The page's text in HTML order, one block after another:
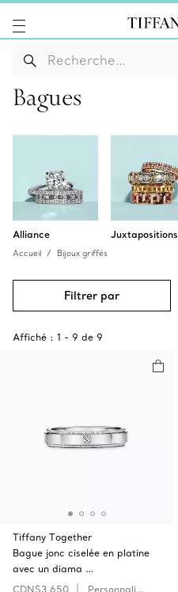
Bagues
Alliance Juxtapositions
Accueil Bijoux griffés
Filtrer par
Affiché : 1 - 9 de 9
Tiffany Together
Bague jonc ciselée en platine
avec un diama …
CDN$3,650
Personnaliser